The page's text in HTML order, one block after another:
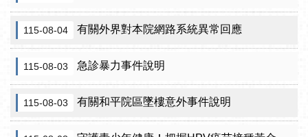
115-08-04 有關外界對本院網路系統異常回應
115-08-03 急診暴力事件說明
115-08-03 有關和平院區墜樓意外事件說明